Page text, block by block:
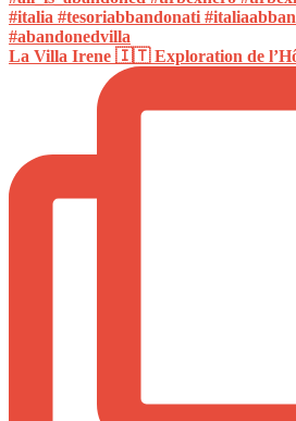
La Villa Irene 🇮🇹 Exploration de